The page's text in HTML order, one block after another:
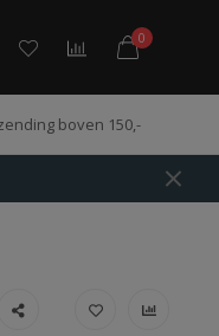
0
boven 150,-